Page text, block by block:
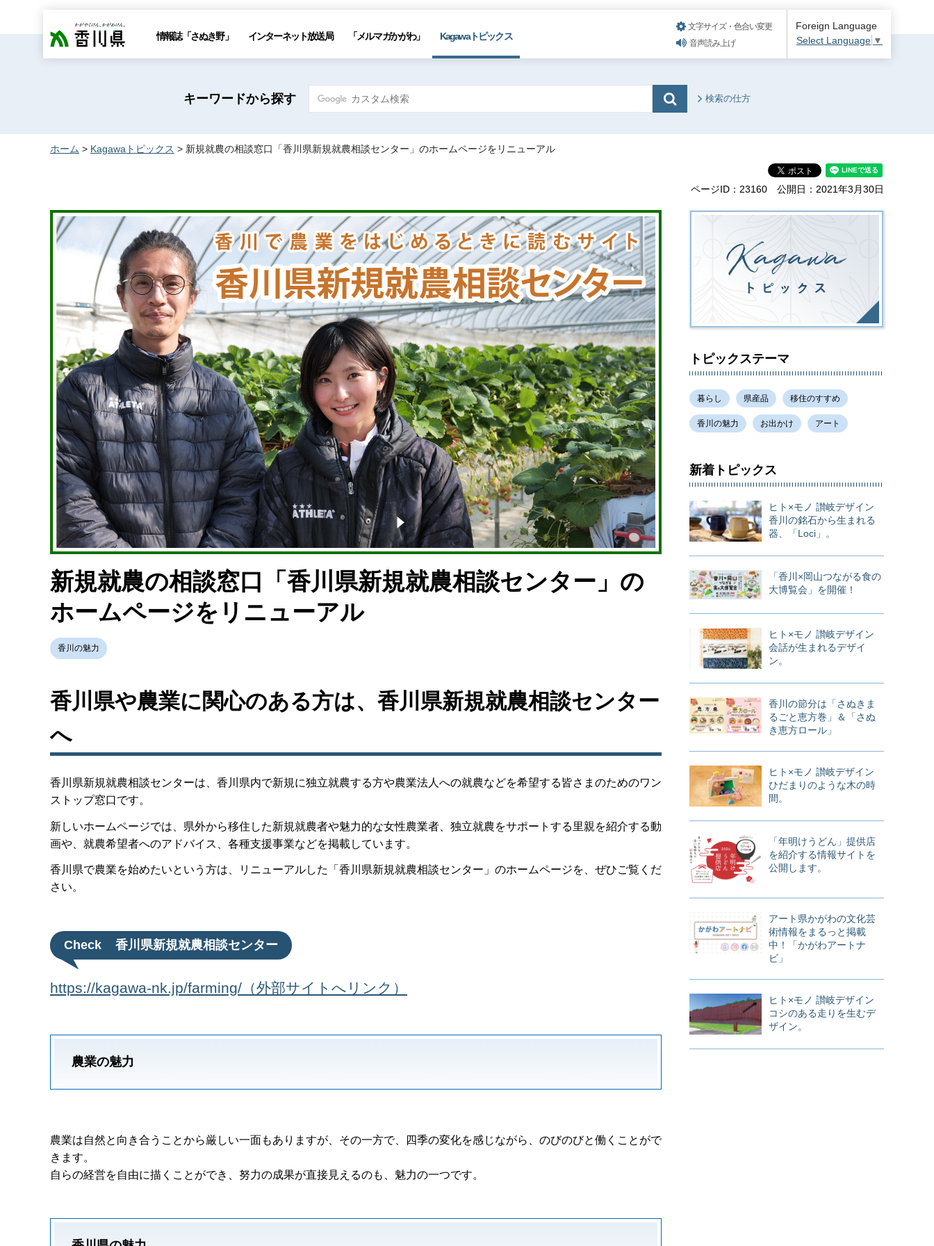
香川県 情報誌「さぬき野」 インターネット放送局 「メルマガかがわ」 Kagawaトピックス
文字サイズ・色合い変更
音声読み上げ
Foreign Language
Select Language ▼
キーワードから探す 検索の仕方
ホーム > Kagawaトピックス > 新規就農の相談窓口「香川県新規就農相談センター」のホームページをリニューアル
ページID：23160 公開日：2021年3月30日
新規就農の相談窓口「香川県新規就農相談センター」の
ホームページをリニューアル
香川の魅力
香川県や農業に関心のある方は、香川県新規就農相談センター
へ
香川県新規就農相談センターは、香川県内で新規に独立就農する方や農業法人への就農などを希望する皆さまのためのワン
ストップ窓口です。
新しいホームページでは、県外から移住した新規就農者や魅力的な女性農業者、独立就農をサポートする里親を紹介する動
画や、就農希望者へのアドバイス、各種支援事業などを掲載しています。
香川県で農業を始めたいという方は、リニューアルした「香川県新規就農相談センター」のホームページを、ぜひご覧くだ
さい。
Check 香川県新規就農相談センター
https://kagawa-nk.jp/farming/（外部サイトへリンク）
農業の魅力
農業は自然と向き合うことから厳しい一面もありますが、その一方で、四季の変化を感じながら、のびのびと働くことがで
きます。
自らの経営を自由に描くことができ、努力の成果が直接見えるのも、魅力の一つです。
トピックステーマ
暮らし 県産品 移住のすすめ
香川の魅力 お出かけ アート
新着トピックス
ヒト×モノ 讃岐デザイン
香川の銘石から生まれる
器、「Loci」。
「香川×岡山つながる食の
大博覧会」を開催！
ヒト×モノ 讃岐デザイン
会話が生まれるデザイ
ン。
香川の節分は「さぬきま
るごと恵方巻」＆「さぬ
き恵方ロール」
ヒト×モノ 讃岐デザイン
ひだまりのような木の時
間。
「年明けうどん」提供店
を紹介する情報サイトを
公開します。
アート県かがわの文化芸
術情報をまるっと掲載
中！「かがわアートナ
ビ」
ヒト×モノ 讃岐デザイン
コシのある走りを生むデ
ザイン。